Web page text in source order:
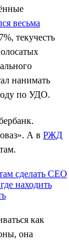
весьма
текучесть
нанимать
по УДО.
А в РЖД
как
она